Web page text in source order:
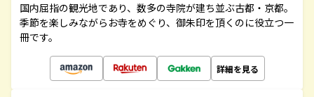
国内屈指の観光地であり、数多の寺院が建ち並ぶ古都・京都。
季節を楽しみながらお寺をめぐり、御朱印を頂くのに役立つ一
冊です。
詳細を見る